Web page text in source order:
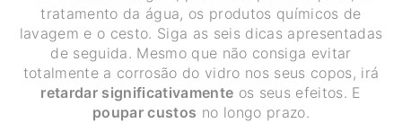
tratamento da água, os produtos químicos de
lavagem e o cesto. Siga as seis dicas apresentadas
de seguida. Mesmo que não consiga evitar
totalmente a corrosão do vidro nos seus copos, irá
retardar significativamente os seus efeitos. E
poupar custos no longo prazo.